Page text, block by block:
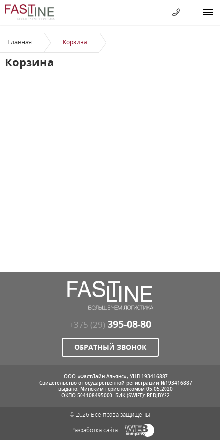
Главная Корзина
Корзина
+375 (29) 395-08-80
ОБРАТНЫЙ ЗВОНОК
ООО «ФастЛайн Альянс», УНП 193416887
Свидетельство о государственной регистрации №193416887
выдано: Минским горисполкомом 05.05.2020
ОКПО 504108495000. БИК (SWIFT): REDJBY22
© 2026 Все права защищены
Разработка сайта: